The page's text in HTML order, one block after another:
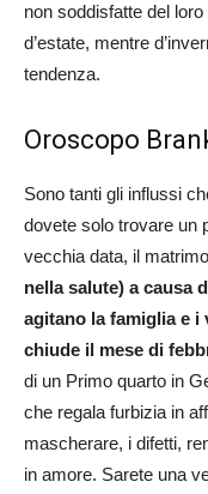
non soddisfatte del
d’estate, mentre
tendenza.
Oroscopo
Sono tanti gli influssi
dovete solo trovare un
vecchia data, il
nella salute) a causa
agitano la famiglia e
chiude il mese di
di un Primo quarto in
che regala furbizia in
mascherare, i difetti,
in amore. Sarete una